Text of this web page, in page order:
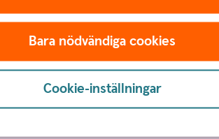
dig för.
eller ett avtal?
mottagare.
Användinte
Bara nödvändiga cookies
Cookie-inställningar